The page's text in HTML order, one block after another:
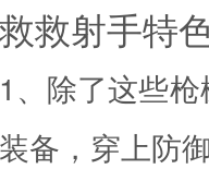
救救射手特
1、除了这些
装备，穿上防